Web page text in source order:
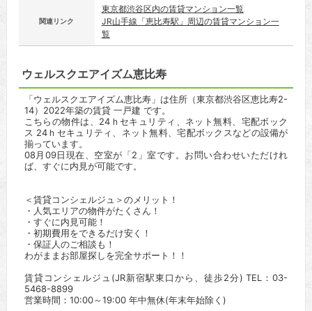
関連リンク
東京都渋谷区内の賃貸マンション一覧
JR山手線「恵比寿駅」周辺の賃貸マンション一
覧
ウェルスクエアイズム恵比寿
「ウェルスクエアイズム恵比寿」は住所（東京都渋谷区恵比寿2-
14）2022年築の賃貸 一戸建 です。
こちらの物件は、24ｈセキュリティ、ネット無料、宅配ボック
ス 24ｈセキュリティ、ネット無料、宅配ボックスなどの設備が
揃っています。
08月09日現在、空室が「2」室です。お問い合わせいただけれ
ば、すぐに内見が可能です。
＜賃貸コンシェルジュ＞のメリット！
・人気エリアの物件がたくさん！
・すぐに内見可能！
・初期費用をできるだけ安く！
・保証人のご相談も！
わがままお部屋探しを完全サポート！！
賃貸コンシェルジュ(JR新宿駅東口から、徒歩2分) TEL：03-
5468-8899
営業時間：10:00～19:00 年中無休(年末年始除く)